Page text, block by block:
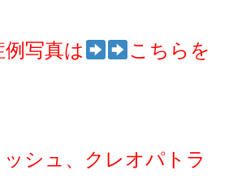
写真は こちらを
シュ、クレオパトラ